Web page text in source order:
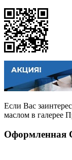
Если Вас
маслом в галерее
Оформленная